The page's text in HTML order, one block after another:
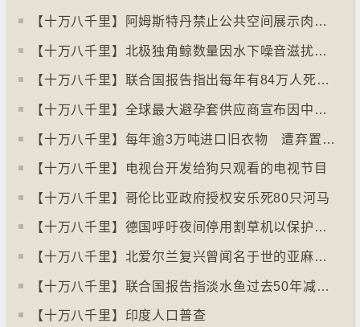
【十万八千里】阿姆斯特丹禁止公共空间展示肉类和化石燃料广告已促进碳中和
【十万八千里】北极独角鲸数量因水下噪音滋扰而减少
【十万八千里】联合国报告指出每年有84万人死于工作情况欠佳
【十万八千里】全球最大避孕套供应商宣布因中东战事涨价
【十万八千里】每年逾3万吨进口旧衣物 遭弃置于智利北部沙漠
【十万八千里】电视台开发给狗只观看的电视节目
【十万八千里】哥伦比亚政府授权安乐死80只河马
【十万八千里】德国呼吁夜间停用割草机以保护刺猬等动物
【十万八千里】北爱尔兰复兴曾闻名于世的亚麻布产业
【十万八千里】联合国报告指淡水鱼过去50年减少逾八成
【十万八千里】印度人口普查